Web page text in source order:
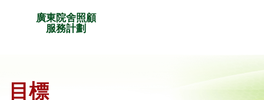
廣東院舍照顧
服務計劃
目標